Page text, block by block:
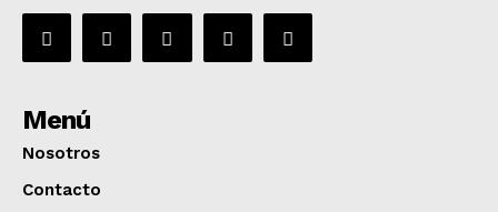
Menú
Nosotros
Contacto